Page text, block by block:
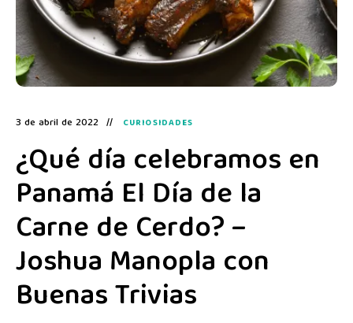
3 de abril de 2022 CURIOSIDADES
¿Qué día celebramos en
Panamá El Día de la
Carne de Cerdo? –
Joshua Manopla con
Buenas Trivias